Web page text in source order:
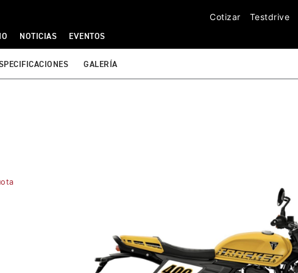
NOTICIAS EVENTOS
Cotizar Testdrive
GALERÍA